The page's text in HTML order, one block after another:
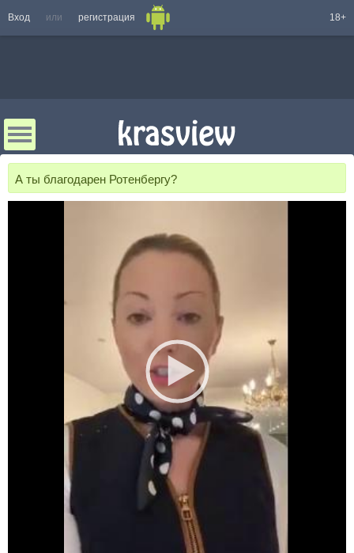
Вход или регистрация 18+
А ты благодарен Ротенбергу?